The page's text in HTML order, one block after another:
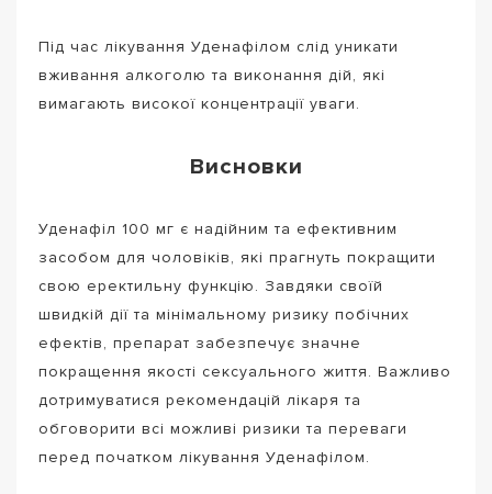
Під час лікування Уденафілом слід уникати
вживання алкоголю та виконання дій, які
вимагають високої концентрації уваги.
Висновки
Уденафіл 100 мг є надійним та ефективним
засобом для чоловіків, які прагнуть покращити
свою еректильну функцію. Завдяки своїй
швидкій дії та мінімальному ризику побічних
ефектів, препарат забезпечує значне
покращення якості сексуального життя. Важливо
дотримуватися рекомендацій лікаря та
обговорити всі можливі ризики та переваги
перед початком лікування Уденафілом.